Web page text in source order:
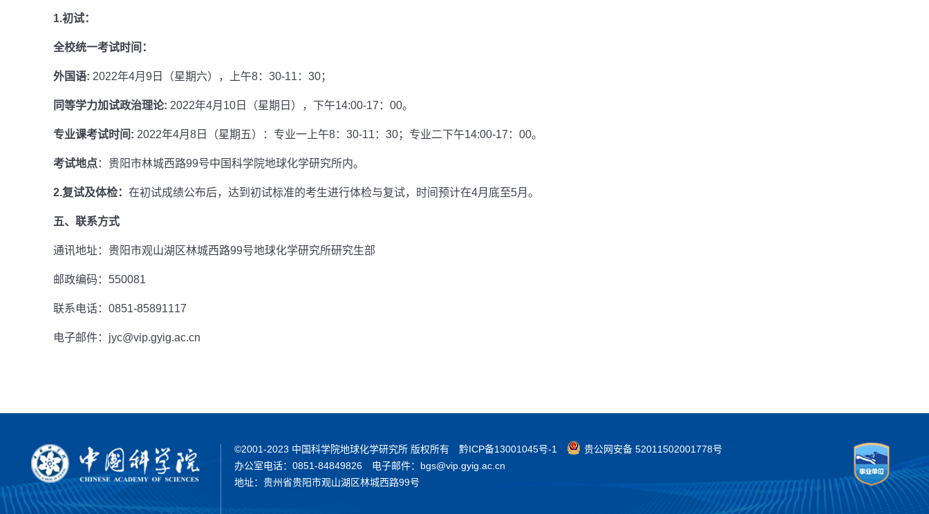
1.初试：
全校统一考试时间：
外国语: 2022年4月9日（星期六），上午8：30-11：30；
同等学力加试政治理论: 2022年4月10日（星期日），下午14:00-17：00。
专业课考试时间: 2022年4月8日（星期五）：专业一上午8：30-11：30；专业二下午14:00-17：00。
考试地点：贵阳市林城西路99号中国科学院地球化学研究所内。
2.复试及体检： 在初试成绩公布后，达到初试标准的考生进行体检与复试，时间预计在4月底至5月。
五、联系方式
通讯地址：贵阳市观山湖区林城西路99号地球化学研究所研究生部
邮政编码：550081
联系电话：0851-85891117
电子邮件： jyc@vip.gyig.ac.cn
©2001-2023 中国科学院地球化学研究所 版权所有 黔ICP备13001045号-1
贵公网安备 52011502001778号
办公室电话：0851-84849826
电子邮件：bgs@vip.gyig.ac.cn
地址：贵州省贵阳市观山湖区林城西路99号